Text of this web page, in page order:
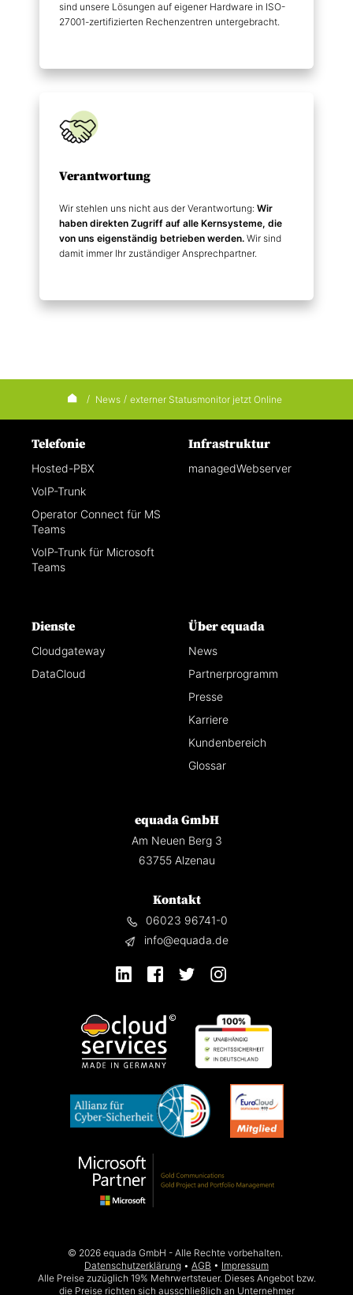
sind unsere Lösungen auf eigener Hardware in ISO-
27001-zertifizierten Rechenzentren untergebracht.
Verantwortung
Wir stehlen uns nicht aus der Verantwortung: Wir
haben direkten Zugriff auf alle Kernsysteme, die
von uns eigenständig betrieben werden. Wir sind
damit immer Ihr zuständiger Ansprechpartner.
/ News / externer Statusmonitor jetzt Online
Telefonie
Hosted-PBX
VoIP-Trunk
Operator Connect für MS
Teams
VoIP-Trunk für Microsoft
Teams
Infrastruktur
managedWebserver
Dienste
Cloudgateway
DataCloud
Über equada
News
Partnerprogramm
Presse
Karriere
Kundenbereich
Glossar
equada GmbH
Am Neuen Berg 3
63755 Alzenau
Kontakt
06023 96741-0
info@equada.de
© 2026 equada GmbH - Alle Rechte vorbehalten.
Datenschutzerklärung
AGB
Impressum
Alle Preise zuzüglich 19% Mehrwertsteuer. Dieses Angebot bzw.
die Preise richten sich ausschließlich an Unternehmer